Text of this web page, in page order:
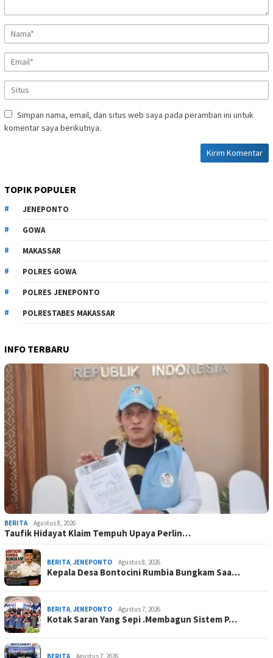
Simpan nama, email, dan situs web saya pada peramban ini untuk
komentar saya berikutnya.
TOPIK POPULER
JENEPONTO
GOWA
MAKASSAR
POLRES GOWA
POLRES JENEPONTO
POLRESTABES MAKASSAR
INFO TERBARU
BERITA Agustus 8, 2026
Taufik Hidayat Klaim Tempuh Upaya Perlin…
BERITA, JENEPONTO Agustus 8, 2026
Kepala Desa Bontocini Rumbia Bungkam Saa…
BERITA, JENEPONTO Agustus 7, 2026
Kotak Saran Yang Sepi .Membagun Sistem P…
BERITA Agustus 7, 2026